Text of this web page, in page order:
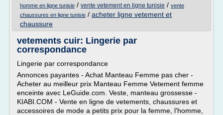
homme en ligne tunisie / vente vetement en ligne tunisie / vente
chaussures en ligne tunisie / acheter ligne vetement et
chaussure
vetements cuir: Lingerie par
correspondance
Lingerie par correspondance
Annonces payantes - Achat Manteau Femme pas cher -
Acheter au meilleur prix Manteau Femme Vetement femme
enceinte avec LeGuide.com. Veste, manteau grossesse -
KIABI.COM - Vente en ligne de vetements, chaussures et
accessoires de mode a petits prix pour la femme, l'homme,